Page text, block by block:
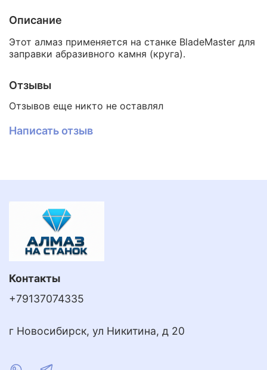
Описание
Этот алмаз применяется на станке BladeMaster для
заправки абразивного камня (круга).
Отзывы
Отзывов еще никто не оставлял
Написать отзыв
Контакты
+79137074335
г Новосибирск, ул Никитина, д 20